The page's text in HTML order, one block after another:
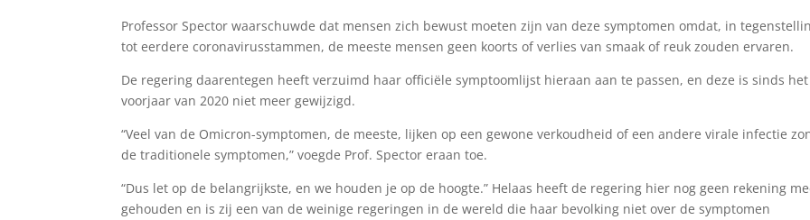
Professor Spector waarschuwde dat mensen zich bewust moeten zijn van deze symptomen omdat, in
tot eerdere coronavirusstammen, de meeste mensen geen koorts of verlies van smaak of reuk zouden ervaren.
De regering daarentegen heeft verzuimd haar officiële symptoomlijst hieraan aan te passen, en deze is sinds het
voorjaar van 2020 niet meer gewijzigd.
“Veel van de Omicron-symptomen, de meeste, lijken op een gewone verkoudheid of een andere virale infectie
de traditionele symptomen,” voegde Prof. Spector eraan toe.
“Dus let op de belangrijkste, en we houden je op de hoogte.” Helaas heeft de regering hier nog geen rekening
gehouden en is zij een van de weinige regeringen in de wereld die haar bevolking niet over de symptomen